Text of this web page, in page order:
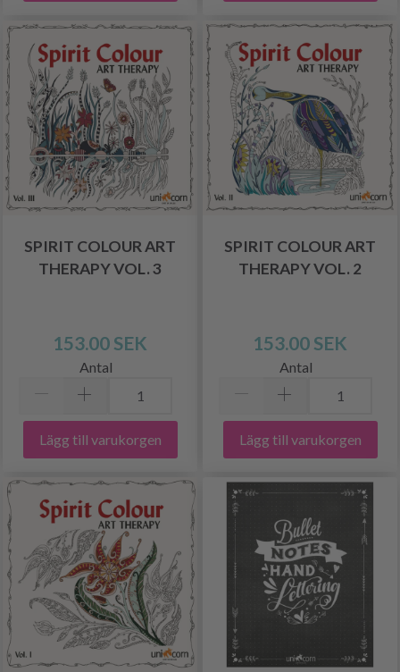
SPIRIT COLOUR ART
THERAPY VOL. 3
153.00 SEK
Antal
Lägg till varukorgen
SPIRIT COLOUR ART
THERAPY VOL. 2
153.00 SEK
Antal
Lägg till varukorgen